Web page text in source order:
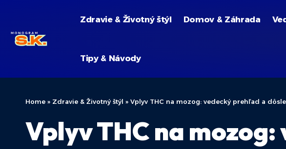
Zdravie & Životný štýl Domov & Záhrada
Tipy & Návody
Home » Zdravie & Životný štýl » Vplyv THC na mozog: vedecký prehľad a
Vplyv THC na